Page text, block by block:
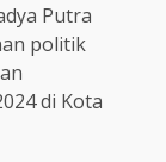
Putra
politik
di Kota